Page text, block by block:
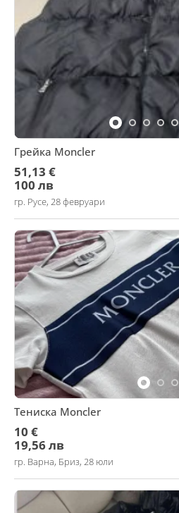
Грейка Moncler
51,13 €
100 лв
гр. Русе, 28 февруари
Тениска Moncler
10 €
19,56 лв
гр. Варна, Бриз, 28 юли